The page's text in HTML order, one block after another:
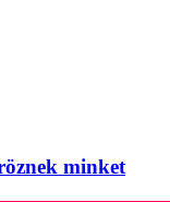
minket